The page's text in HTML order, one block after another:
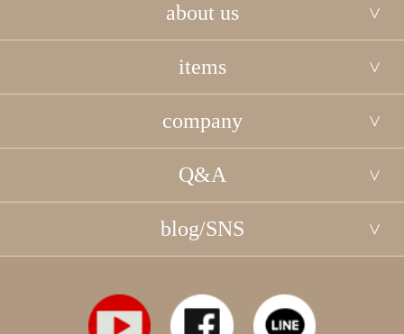
about us
items
company
Q&A
blog/SNS